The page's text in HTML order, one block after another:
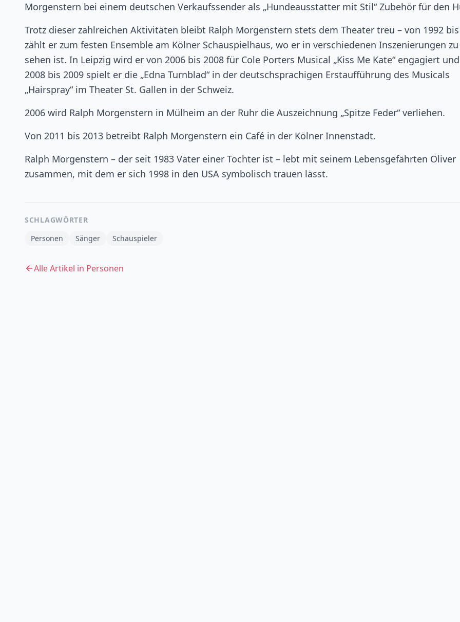
Morgenstern bei einem deutschen Verkaufssender als „Hundeausstatter mit Stil“ Zubehör für den
Trotz dieser zahlreichen Aktivitäten bleibt Ralph Morgenstern stets dem Theater treu – von 1992
zählt er zum festen Ensemble am Kölner Schauspielhaus, wo er in verschiedenen Inszenierungen zu
sehen ist. In Leipzig wird er von 2006 bis 2008 für Cole Porters Musical „Kiss Me Kate“ engagiert
2008 bis 2009 spielt er die „Edna Turnblad“ in der deutschsprachigen Erstaufführung des Musicals
„Hairspray“ im Theater St. Gallen in der Schweiz.
2006 wird Ralph Morgenstern in Mülheim an der Ruhr die Auszeichnung „Spitze Feder“ verliehen.
Von 2011 bis 2013 betreibt Ralph Morgenstern ein Café in der Kölner Innenstadt.
Ralph Morgenstern – der seit 1983 Vater einer Tochter ist – lebt mit seinem Lebensgefährten Oliver
zusammen, mit dem er sich 1998 in den USA symbolisch trauen lässt.
SCHLAGWÖRTER
Personen
Sänger Schauspieler
Alle Artikel in Personen